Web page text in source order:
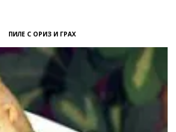
ПИЛЕ С ОРИЗ И ГРАХ